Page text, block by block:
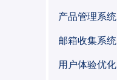
产品管理系统
邮箱收集系统
用户体验优化